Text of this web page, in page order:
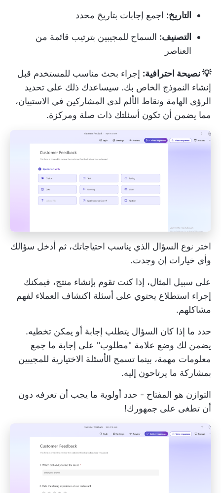
التاريخ: اجمع إجابات بتاريخ محدد
التصنيف: السماح للمجيبين بترتيب قائمة من
العناصر
💡 نصيحة احترافية: إجراء بحث مناسب للمستخدم قبل
إنشاء النموذج الخاص بك. سيساعدك ذلك على تحديد
الرؤى الهامة ونقاط الألم لدى المشاركين في الاستبيان،
مما يضمن أن تكون أسئلتك ذات صلة ومركزة.
اختر نوع السؤال الذي يناسب احتياجاتك، ثم أدخل سؤالك
وأي خيارات إن وجدت.
على سبيل المثال، إذا كنت تقوم بإنشاء منتج، فيمكنك
إجراء استطلاع يحتوي على أسئلة اكتشاف العملاء لفهم
مشاكلهم.
حدد ما إذا كان السؤال يتطلب إجابة أو يمكن تخطيه.
يضمن لك وضع علامة "مطلوب" على إجابة ما جمع
معلومات مهمة، بينما تسمح الأسئلة الاختيارية للمجيبين
بمشاركة ما يرتاحون إليه.
التوازن هو المفتاح - حدد أولوية ما يجب أن تعرفه دون
أن تطغى على جمهورك!